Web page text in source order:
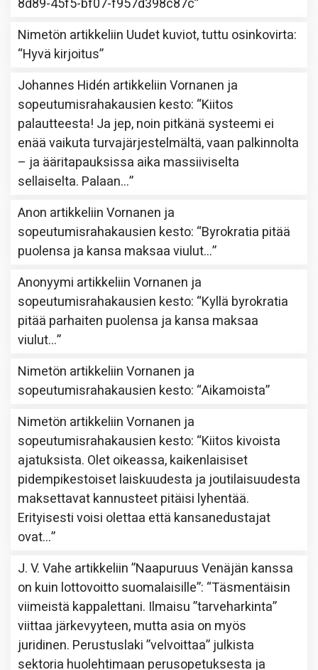
8d89-45f5-bf07-f957d398c87c”
Nimetön artikkeliin Uudet kuviot, tuttu osinkovirta:
“Hyvä kirjoitus”
Johannes Hidén artikkeliinVornanen ja
sopeutumisrahakausien kesto: “Kiitos
palautteesta! Ja jep, noin pitkänä systeemi ei
enää vaikuta turvajärjestelmältä, vaan palkinnolta
– ja ääritapauksissa aika massiiviselta
sellaiselta. Palaan…”
Anon artikkeliinVornanen ja
sopeutumisrahakausien kesto: “Byrokratia pitää
puolensa ja kansa maksaa viulut…”
Anonyymi artikkeliinVornanen ja
sopeutumisrahakausien kesto: “Kyllä byrokratia
pitää parhaiten puolensa ja kansa maksaa
viulut…”
Nimetön artikkeliinVornanen ja
sopeutumisrahakausien kesto: “Aikamoista”
Nimetön artikkeliinVornanen ja
sopeutumisrahakausien kesto: “Kiitos kivoista
ajatuksista. Olet oikeassa, kaikenlaisiset
pidempikestoiset laiskuudesta ja joutilaisuudesta
maksettavat kannusteet pitäisi lyhentää.
Erityisesti voisi olettaa että kansanedustajat
ovat…”
J. V. Vahe artikkeliin”Naapuruus Venäjän kanssa
on kuin lottovoitto suomalaisille”: “Täsmentäisin
viimeistä kappalettani. Ilmaisu ”tarveharkinta”
viittaa järkevyyteen, mutta asia on myös
juridinen. Perustuslaki ”velvoittaa” julkista
sektoria huolehtimaan perusopetuksesta ja